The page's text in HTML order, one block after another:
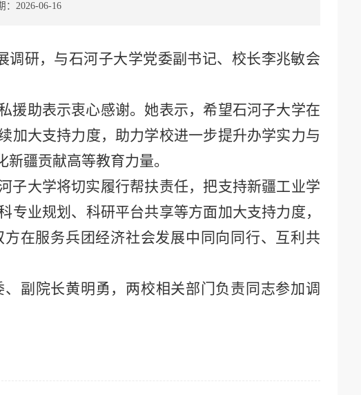
：2026-06-16
调研，与石河子大学党委副书记、校长李兆敏会
援助表示衷心感谢。她表示，希望石河子大学在
加大支持力度，助力学校进一步提升办学实力与
疆贡献高等教育力量。
子大学将切实履行帮扶责任，把支持新疆工业学
业规划、科研平台共享等方面加大支持力度，
在服务兵团经济社会发展中同向同行、互利共
副院长黄明勇，两校相关部门负责同志参加调